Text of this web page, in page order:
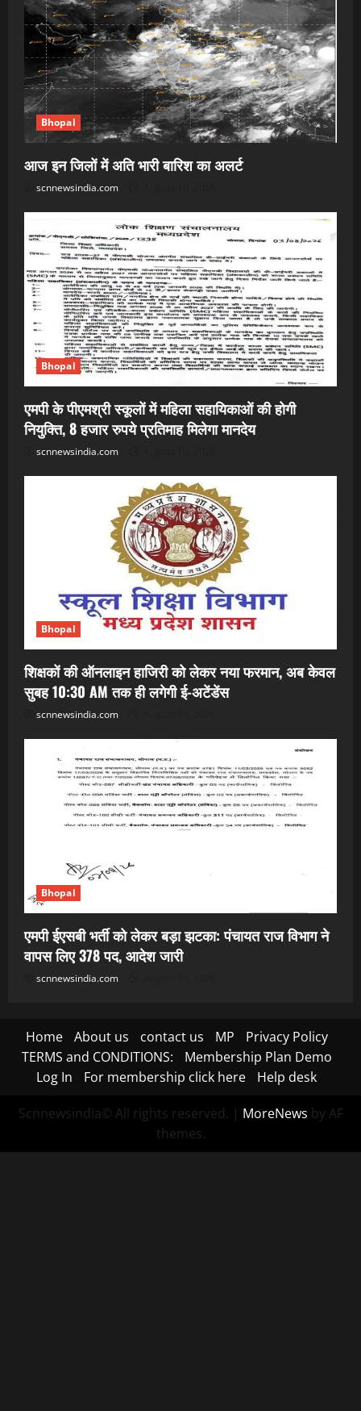
Bhopal
आज इन जिलों में अति भारी बारिश का अलर्ट
scnnewsindia.com
Bhopal
एमपी के पीएमश्री स्कूलों में महिला सहायिकाओं की होगी
नियुक्ति, 8 हजार रुपये प्रतिमाह मिलेगा मानदेय
scnnewsindia.com
Bhopal
शिक्षकों की ऑनलाइन हाजिरी को लेकर नया फरमान, अब केवल
सुबह 10:30 AM तक ही लगेगी ई-अटेंडेंस
scnnewsindia.com
Bhopal
एमपी ईएसबी भर्ती को लेकर बड़ा झटका: पंचायत राज विभाग ने
वापस लिए 378 पद, आदेश जारी
scnnewsindia.com
Home About us contact us MP
Privacy Policy
TERMS and CONDITIONS:
Membership Plan Demo
Log In
For membership click here Help desk
Scnnewsindia© All rights reserved. | MoreNews by AF
themes.